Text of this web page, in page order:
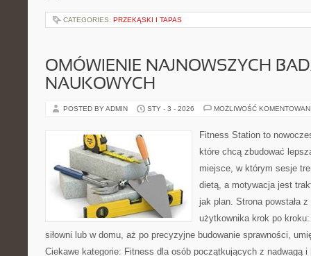
CATEGORIES: PRZEKĄSKI I TAPAS
OMÓWIENIE NAJNOWSZYCH
NAUKOWYCH
POSTED BY ADMIN STY - 3 - 2026 MOŻLIWOŚĆ
Fitness Station to
które chcą zbudować
miejsce, w którym sesje
dietą, a motywacja jest
jak plan. Strona powstała
użytkownika krok po
siłowni lub w domu, aż po precyzyjne budowanie sprawności,
Ciekawe kategorie: Fitness dla osób początkujących z nadwagą